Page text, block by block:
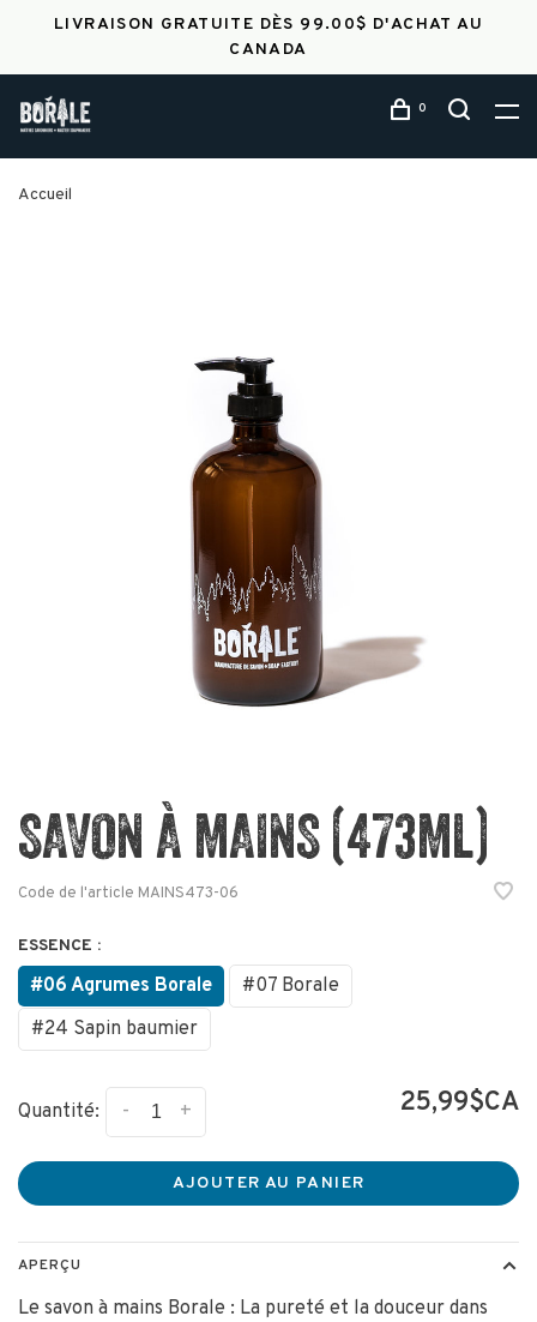
LIVRAISON GRATUITE DÈS 99.00$ D'ACHAT AU
CANADA
0
Accueil
SAVON À MAINS (473ML)
Code de l'article MAINS473-06
ESSENCE :
#06 Agrumes Borale
#07 Borale
#24 Sapin baumier
Quantité: +
- 25,99$CA
AJOUTER AU PANIER
APERÇU
Le savon à mains Borale : La pureté et la douceur dans